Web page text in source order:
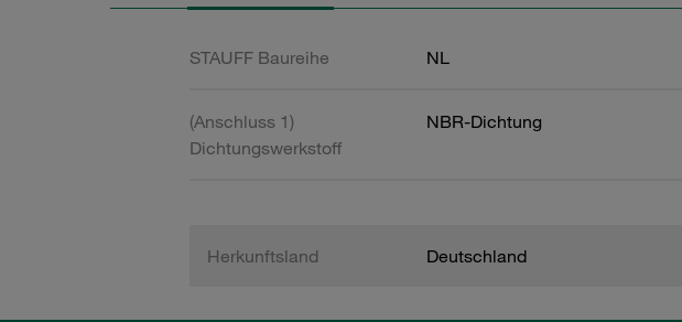
STAUFF Baureihe NL
(Anschluss 1)
Dichtungswerkstoff
NBR-Dichtung
Herkunftsland Deutschland